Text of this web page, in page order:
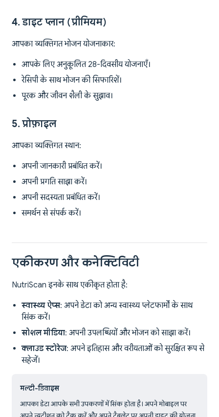
4. डाइट प्लान (प्रीमियम)
आपका व्यक्तिगत भोजन योजनाकार:
आपके लिए अनुकूलित 28-दिवसीय योजनाएँ।
रेसिपी के साथ भोजन की सिफारिशें।
पूरक और जीवन शैली के सुझाव।
5. प्रोफ़ाइल
आपका व्यक्तिगत स्थान:
अपनी जानकारी प्रबंधित करें।
अपनी प्रगति साझा करें।
अपनी सदस्यता प्रबंधित करें।
समर्थन से संपर्क करें।
एकीकरण और कनेक्टिविटी
NutriScan इनके साथ एकीकृत होता है:
स्वास्थ्य ऐप्स: अपने डेटा को अन्य स्वास्थ्य प्लेटफार्मों के साथ
सिंक करें।
सोशल मीडिया: अपनी उपलब्धियों और भोजन को साझा करें।
क्लाउड स्टोरेज: अपने इतिहास और वरीयताओं को सुरक्षित रूप से
सहेजें।
मल्टी-डिवाइस
आपका डेटा आपके सभी उपकरणों में सिंक होता है। अपने मोबाइल पर